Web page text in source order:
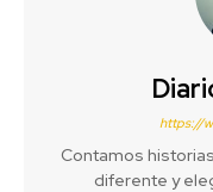
https://
Contamos
diferente y